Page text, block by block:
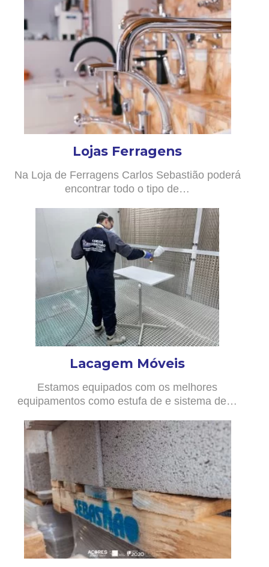
Lojas Ferragens
Na Loja de Ferragens Carlos Sebastião poderá
encontrar todo o tipo de…
Lacagem Móveis
Estamos equipados com os melhores
equipamentos como estufa de e sistema de…